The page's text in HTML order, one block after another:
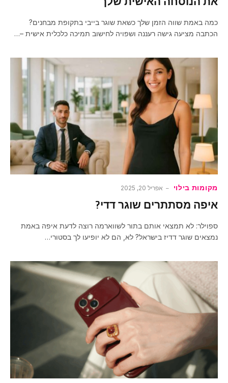
כמה באמת שווה הזמן שלך כשאת שוגר בייבי בתקופת מבחנים?
הכתבה מציעה גישה רעננה ושפויה לחישוב תמיכה כלכלית אישית –…
מקומות בילוי אפריל 20, 2025
איפה מסתתרים שוגר דדי?
ספוילר: לא תמצאי אותם בתור לשווארמה רוצה לדעת איפה באמת
נמצאים שוגר דדיז בישראל? לא, הם לא יופיעו לך בסטורי…